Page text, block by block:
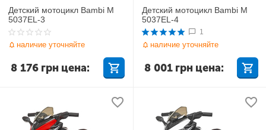
Детский мотоцикл Bambi M
5037EL-3
наличие уточняйте
8 176 грн цена:
Детский мотоцикл Bambi M
5037EL-4
1
наличие уточняйте
8 001 грн цена: